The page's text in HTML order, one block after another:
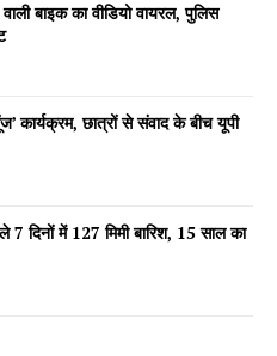
बाइक का वीडियो वायरल, पुलिस
कार्यक्रम, छात्रों से संवाद के बीच यूपी
दिनों में 127 मिमी बारिश, 15 साल का